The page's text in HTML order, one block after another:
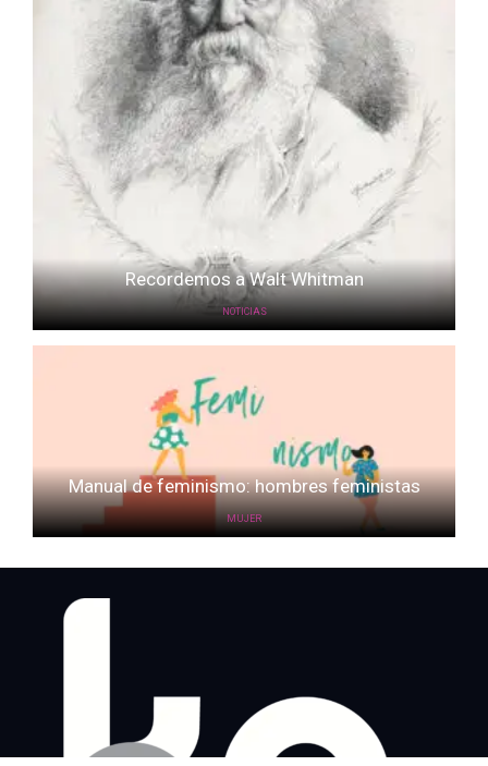
Recordemos a Walt Whitman
NOTICIAS
Manual de feminismo: hombres feministas
MUJER